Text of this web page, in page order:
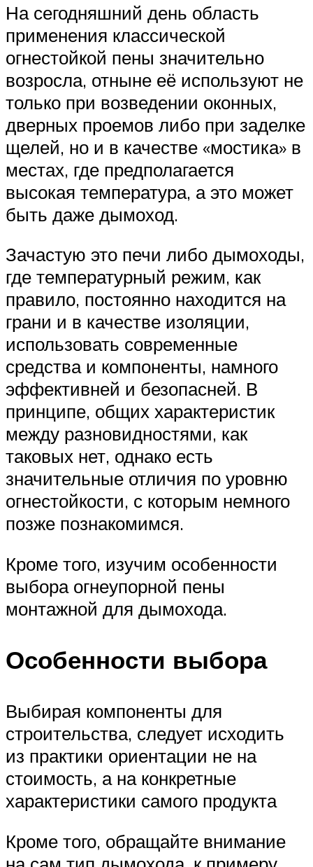
На сегодняшний день область
применения классической
огнестойкой пены значительно
возросла, отныне её используют не
только при возведении оконных,
дверных проемов либо при заделке
щелей, но и в качестве «мостика» в
местах, где предполагается
высокая температура, а это может
быть даже дымоход.
Зачастую это печи либо дымоходы,
где температурный режим, как
правило, постоянно находится на
грани и в качестве изоляции,
использовать современные
средства и компоненты, намного
эффективней и безопасней. В
принципе, общих характеристик
между разновидностями, как
таковых нет, однако есть
значительные отличия по уровню
огнестойкости, с которым немного
позже познакомимся.
Кроме того, изучим особенности
выбора огнеупорной пены
монтажной для дымохода.
Особенности выбора
Выбирая компоненты для
строительства, следует исходить
из практики ориентации не на
стоимость, а на конкретные
характеристики самого продукта
Кроме того, обращайте внимание